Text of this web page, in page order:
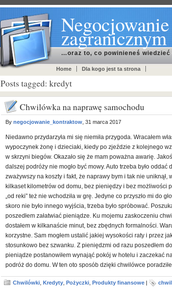
zagranicznym
…oraz to, co powinieneś wiedzieć
Home Dla kogo jest ta strona
Posts tagged: kredyt
Chwilówka na naprawę samochodu
By negocjowanie_kontraktow , 31 marca 2017
Niedawno przydarzyła mi się niemiła przygoda. Wracałem
wypoczynek żonę i dzieciaki, kiedy po zjeździe z kolejnego
w skrzyni biegów. Okazało się że mam poważna awarię.
dalszej podróży nie mogło być mowy. Auto trzeba było
zważywszy na koszty i fakt, że naprawy bym i tak nie uniknął,
kilkaset kilometrów od domu, bez pieniędzy i bez
„od reki” też nie wchodziła w grę. Jedyne co przyszło mi do
skoro nie było innego wyjścia, trzeba było spróbować.
poszedłem załatwiać pieniądze. Ku mojemu zaskoczeniu
dostałem w kilkanaście minut, bez zbędnych formalności.
korzystne. Sam mogłem ustalić jakiej wysokości raty i przez
stosunkowo bez szwanku. Z pieniędzmi od razu poszedłem
pieniądze postanowiłem wynająć pokój w hotelu i zaczekać
podróż do domu. W ten oto sposób dzięki chwilówce
Chwilówki Kredyty Pożyczki Produkty finansowe |